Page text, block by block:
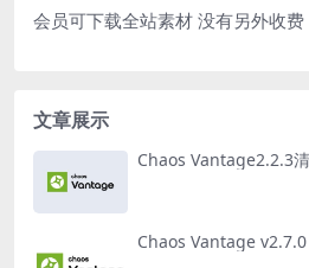
会员可下载全站素材 没有另外收费
文章展示
Chaos Vantage2.2.3
Chaos Vantage